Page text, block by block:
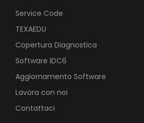
Service Code
TEXAEDU
Copertura Diagnostica
Software IDC6
Aggiornamento Software
Lavora con noi
Contattaci